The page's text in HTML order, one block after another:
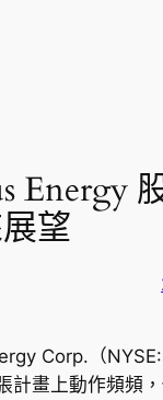
Energy
望
Corp.（
計畫上動作頻頻